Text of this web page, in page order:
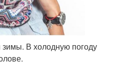
В холодную погоду